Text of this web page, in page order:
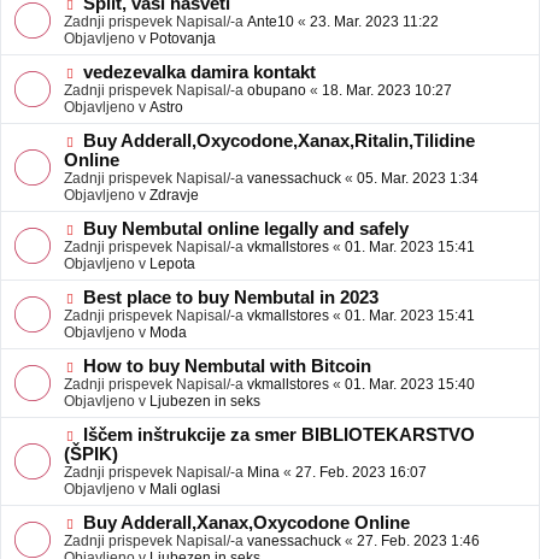
e
b
j
a
v
e
o
v
e
o
b
j
a
v
e
Split, vaši nasveti
Zadnji prispevek Napisal/-a Ante10 « 23. Mar. 2023 11:22
Objavljeno v Potovanja
N
o
v
e
o
b
j
a
v
e
vedezevalka damira kontakt
Zadnji prispevek Napisal/-a obupano « 18. Mar. 2023 10:27
Objavljeno v Astro
N
o
v
e
o
b
j
a
v
e
Buy Adderall,Oxycodone,Xanax,Ritalin,Tilidine
Online
Zadnji prispevek Napisal/-a vanessachuck « 05. Mar. 2023 1:34
Objavljeno v Zdravje
N
o
v
e
o
b
j
a
v
e
Buy Nembutal online legally and safely
Zadnji prispevek Napisal/-a vkmallstores « 01. Mar. 2023 15:41
Objavljeno v Lepota
N
o
v
e
o
b
j
a
v
e
Best place to buy Nembutal in 2023
Zadnji prispevek Napisal/-a vkmallstores « 01. Mar. 2023 15:41
Objavljeno v Moda
N
o
v
e
o
b
j
a
v
e
How to buy Nembutal with Bitcoin
Zadnji prispevek Napisal/-a vkmallstores « 01. Mar. 2023 15:40
Objavljeno v Ljubezen in seks
N
o
v
e
o
b
j
a
Iščem inštrukcije za smer BIBLIOTEKARSTVO
(ŠPIK)
Zadnji prispevek Napisal/-a Mina « 27. Feb. 2023 16:07
Objavljeno v Mali oglasi
N
o
v
Buy Adderall,Xanax,Oxycodone Online
Zadnji prispevek Napisal/-a vanessachuck « 27. Feb. 2023 1:46